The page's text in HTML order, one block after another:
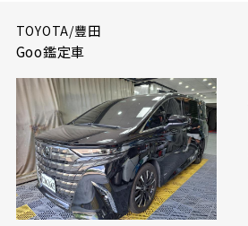
TOYOTA/豐田
Goo鑑定車